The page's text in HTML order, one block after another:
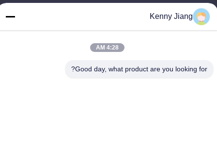
شيامين، الصين
رقم 72، طريق يونغجون، قرية ووفينغ، مدينة تشونغوو، كوانتشو، فوجيان،
Kenny Jiang
4:28 AM
Good day, what product are you looking for?